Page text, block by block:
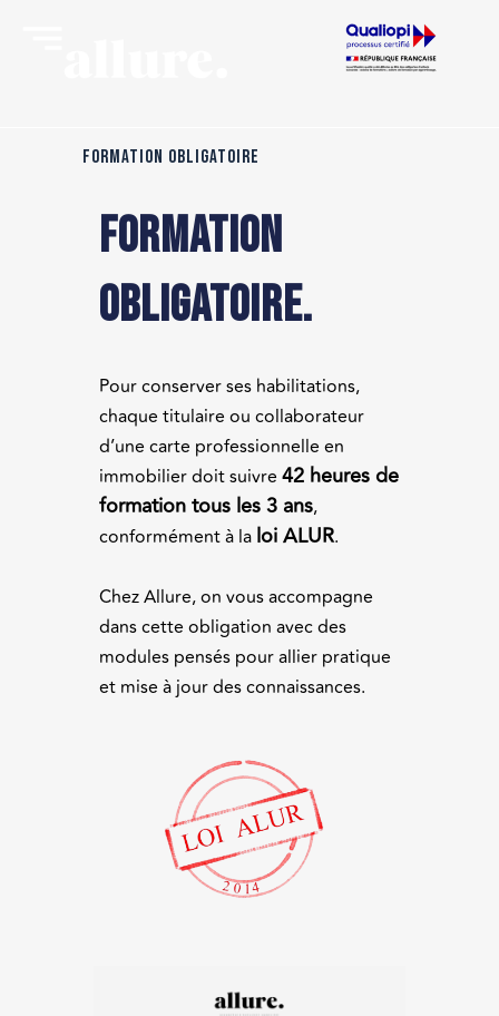
FORMATION OBLIGATOIRE
formation
obligatoire.
Pour conserver ses habilitations,
chaque titulaire ou collaborateur
d’une carte professionnelle en
immobilier doit suivre 42 heures de
formation tous les 3 ans,
conformément à la loi ALUR.
Chez Allure, on vous accompagne
dans cette obligation avec des
modules pensés pour allier pratique
et mise à jour des connaissances.